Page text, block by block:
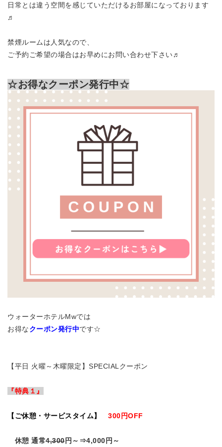
日常とは違う空間を感じていただけるお部屋になっております
♬
禁煙ルームは人気なので、
ご予約ご希望の場合はお早めにお問い合わせ下さい♬
☆お得なクーポン発行中☆
ウォーターホテルMwでは
お得なクーポン発行中です☆
【平日 火曜～木曜限定】SPECIALクーポン
『特典１』
【ご休憩・サービスタイム】 300円OFF
休憩 通常4,300円～⇒4,000円～